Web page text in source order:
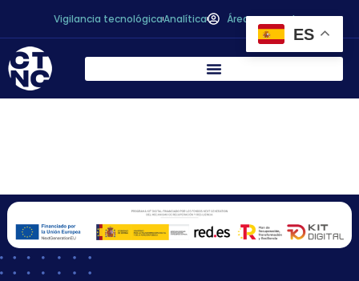
Vigilancia tecnológicaAnalítica Área personal
ES